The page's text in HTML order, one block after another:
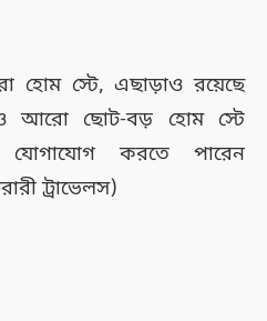
হোম স্টে, এছাড়াও রয়েছে
আরো ছোট-বড় হোম স্টে
করতে পারেন
ট্রাভেলস)